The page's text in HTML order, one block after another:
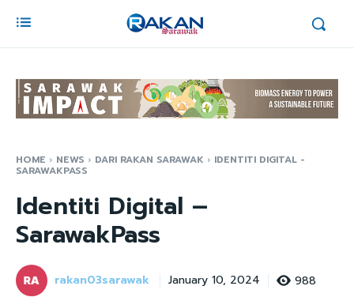
HOME NEWS DARI RAKAN SARAWAK IDENTITI DIGITAL -
SARAWAKPASS
Identiti Digital –
SarawakPass
rakan03sarawak January 10, 2024 988